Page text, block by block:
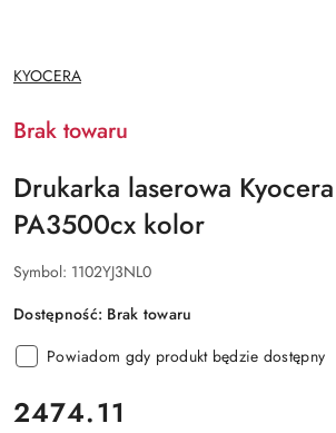
NAZWA
PRODUCENTA:
KYOCERA
Brak towaru
Drukarka laserowa
PA3500cx kolor
Symbol: 1102YJ3NL0
Dostępność: Brak towaru
Powiadom gdy produkt będzie dostępny
cena:
2474.11